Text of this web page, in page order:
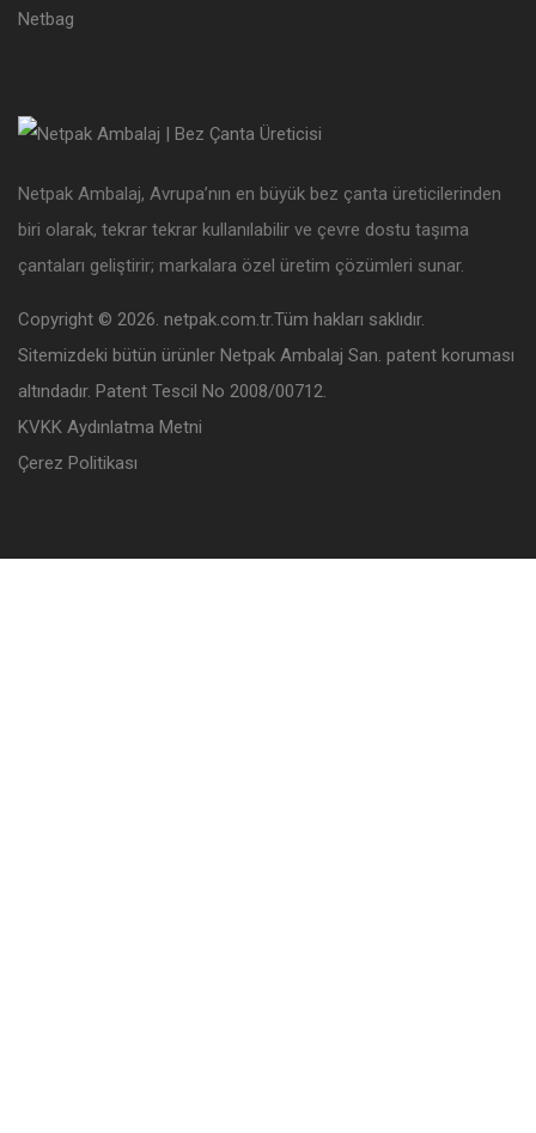
Netpak Ambalaj, Avrupa’nın en büyük bez çanta üreticilerinden
biri olarak, tekrar tekrar kullanılabilir ve çevre dostu taşıma
çantaları geliştirir; markalara özel üretim çözümleri sunar.
Copyright © 2026. netpak.com.tr.Tüm hakları saklıdır.
Sitemizdeki bütün ürünler Netpak Ambalaj San. patent koruması
altındadır. Patent Tescil No 2008/00712.
KVKK Aydınlatma Metni
Çerez Politikası
Netbag